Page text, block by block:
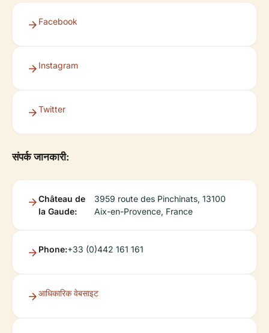
Facebook
Instagram
Twitter
संपर्क जानकारी:
Château de
la Gaude:
3959 route des Pinchinats, 13100
Aix-en-Provence, France
Phone:+33 (0)442 161 161
आधिकारिक वेबसाइट